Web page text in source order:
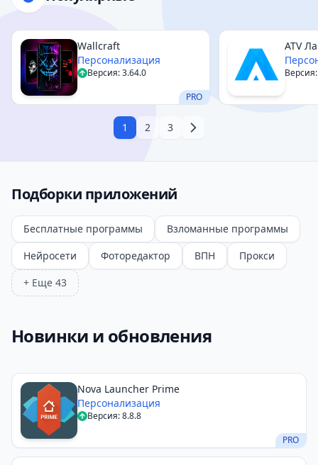
Wallcraft
Персонализация
Версия: 3.64.0
PRO
ATV
1 2 3
Подборки приложений
Бесплатные программы
Взломанные программы
Нейросети
Фоторедактор ВПН
Прокси
+ Еще 43
Новинки и обновления
Nova Launcher Prime
Персонализация
Версия: 8.8.8
PRO